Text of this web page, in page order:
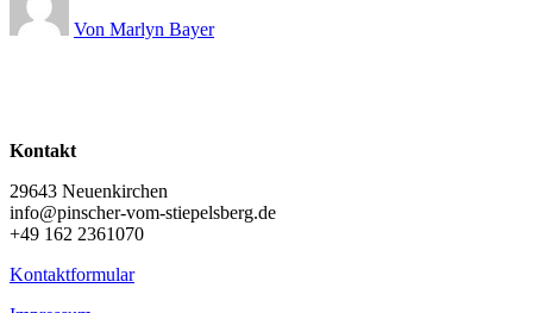
Von Marlyn Bayer
Kontakt
29643 Neuenkirchen
info@pinscher-vom-stiepelsberg.de
+49 162 2361070
Kontaktformular